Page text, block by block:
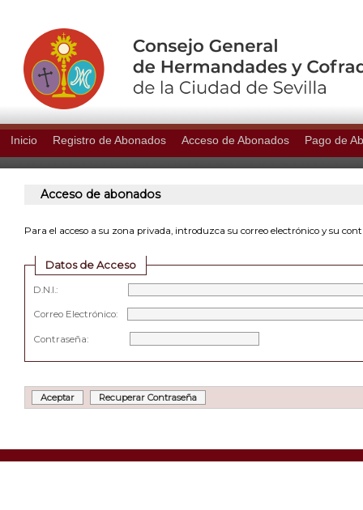
Inicio Registro de Abonados Acceso de Abonados Pago de
Acceso de abonados
Para el acceso a su zona privada, introduzca su correo electrónico y su
Datos de Acceso
D.N.I.:
Correo Electrónico:
Contraseña: